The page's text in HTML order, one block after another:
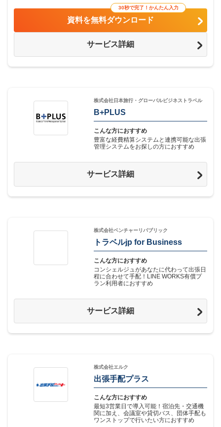
サービス詳細
30秒で完了！かんたん入力
資料を無料ダウンロード
株式会社日本旅行・グローバルビジネストラベル
B+PLUS
こんな方におすすめ
豊富な経費精算システムと連携可能な出張
管理システムをお探しの方におすすめ
サービス詳細
株式会社ベンチャーリパブリック
トラベルjp for Business
こんな方におすすめ
コンシェルジュがあなたに代わって出張日
程に合わせて手配！LINE WORKS有償プ
ラン利用者におすすめ
サービス詳細
株式会社エルク
出張手配プラス
こんな方におすすめ
最短3営業日で導入可能！宿泊先・交通機
関に加え、会議室や貸切バス、団体手配も
ワンストップで行いたい方におすすめ